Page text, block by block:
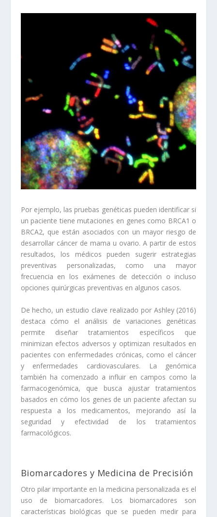
Por ejemplo, las pruebas genéticas pueden identificar si
un paciente tiene mutaciones en genes como BRCA1 o
BRCA2, que están asociados con un mayor riesgo de
desarrollar cáncer de mama u ovario. A partir de estos
resultados, los médicos pueden sugerir estrategias
preventivas personalizadas, como una mayor
frecuencia en los exámenes de detección o incluso
opciones quirúrgicas preventivas en algunos casos.
De hecho, un estudio clave realizado por Ashley (2016)
destaca cómo el análisis de variaciones genéticas
permite diseñar tratamientos específicos que
minimizan efectos adversos y optimizan resultados en
pacientes con enfermedades crónicas, como el cáncer
y enfermedades cardiovasculares. La genómica
también ha comenzado a influir en campos como la
farmacogenómica, que busca ajustar tratamientos
basados en cómo los genes de un paciente afectan su
respuesta a los medicamentos, mejorando así la
seguridad y efectividad de los tratamientos
farmacológicos.
Biomarcadores y Medicina de Precisión
Otro pilar importante en la medicina personalizada es el
uso de biomarcadores. Los biomarcadores son
características biológicas que se pueden medir para